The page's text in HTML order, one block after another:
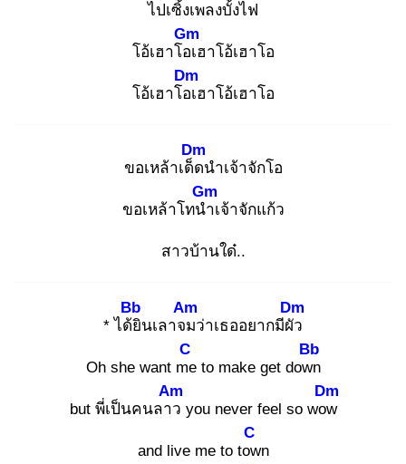
ไปเซิ้งเพลงบั้งไฟ
โอ้เฮาโอเ
Gm
ฮาโอ้เฮาโอ
โอ้เฮาโอเ
Dm
ฮาโอ้เฮาโอ
ขอเหล้าเด็ด
Dm
นำเจ้าจักโอ
ขอเหล้าโทนำ
Gm
เจ้าจักแก้ว
สาวบ้านใด๋..
* ได้ยิ
Bb
นเลาจม
Am
ว่าเธออยากมีผัว
Dm
Oh she want me
C
to make get down
Bb
but พี่เป็นคนลาว
Am
you never feel so wow
Dm
and live me to tow
C
n